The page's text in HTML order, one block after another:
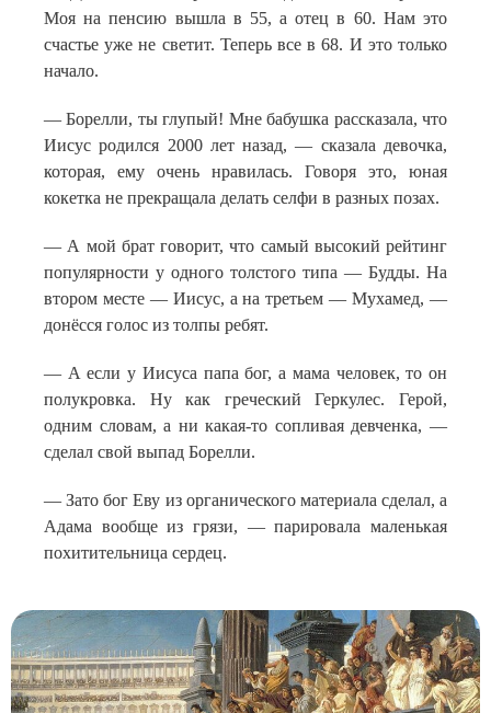
Моя на пенсию вышла в 55, а отец в 60. Нам это
счастье уже не светит. Теперь все в 68. И это только
начало.
— Борелли, ты глупый! Мне бабушка рассказала, что
Иисус родился 2000 лет назад, — сказала девочка,
которая, ему очень нравилась. Говоря это, юная
кокетка не прекращала делать селфи в разных позах.
— А мой брат говорит, что самый высокий рейтинг
популярности у одного толстого типа — Будды. На
втором месте — Иисус, а на третьем — Мухамед, —
донёсся голос из толпы ребят.
— А если у Иисуса папа бог, а мама человек, то он
полукровка. Ну как греческий Геркулес. Герой,
одним словам, а ни какая-то сопливая девченка, —
сделал свой выпад Борелли.
— Зато бог Еву из органического материала сделал, а
Адама вообще из грязи, — парировала маленькая
похитительница сердец.